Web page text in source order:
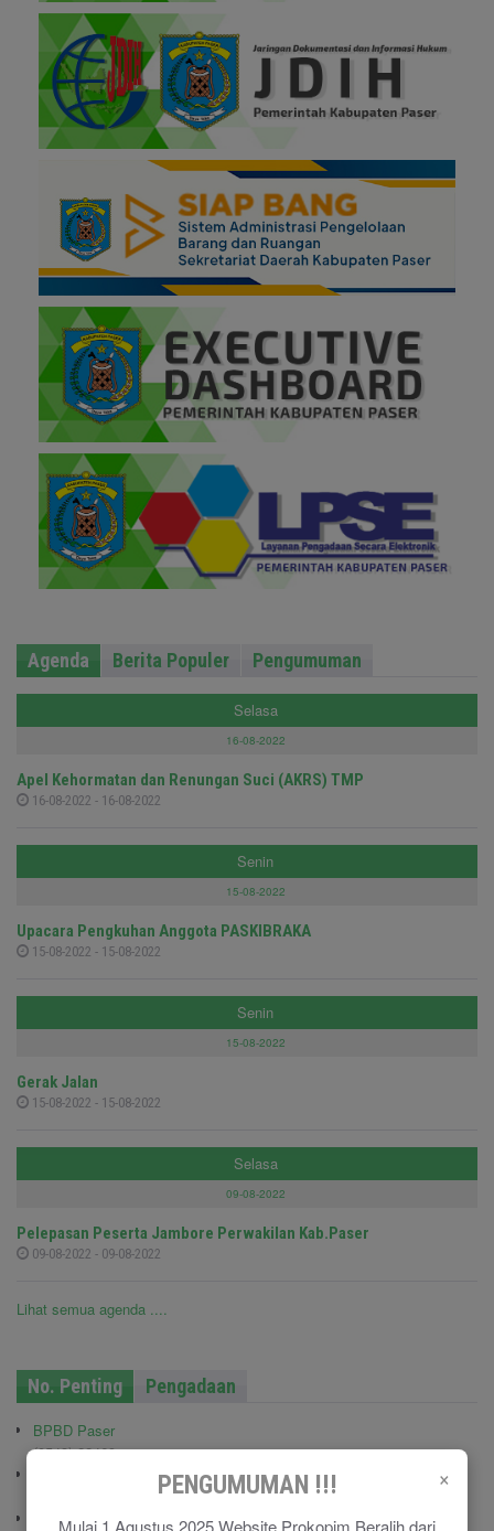
×
PENGUMUMAN !!!
Mulai 1 Agustus 2025 Website Prokopim Beralih dari
Agenda Berita Populer Pengumuman
Selasa
16-08-2022
Apel Kehormatan dan Renungan Suci (AKRS) TMP
16-08-2022 - 16-08-2022
Senin
15-08-2022
Upacara Pengkuhan Anggota PASKIBRAKA
15-08-2022 - 15-08-2022
Senin
15-08-2022
Gerak Jalan
15-08-2022 - 15-08-2022
Selasa
09-08-2022
Pelepasan Peserta Jambore Perwakilan Kab.Paser
09-08-2022 - 09-08-2022
Lihat semua agenda ....
No. Penting Pengadaan
BPBD Paser
(0543) 22469
Pemadam Kebakaran